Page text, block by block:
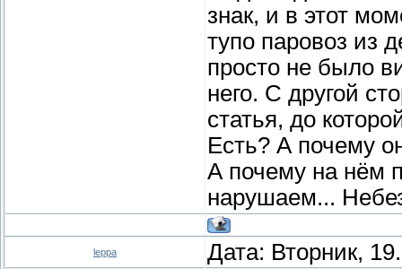
знак, и в этот
тупо паровоз из
просто не было
него. С другой
статья, до
Есть? А почему
А почему на нём
нарушаем...
leppa Дата: Вторник,